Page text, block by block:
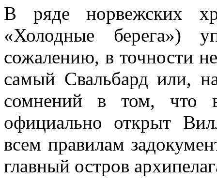
В ряде норвежских
«Холодные берега»)
сожалению, в точности
самый Свальбард или,
сомнений в том, что
официально открыт
всем правилам
главный остров